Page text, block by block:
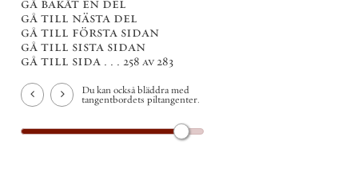
gå till nästa del
gå till första sidan
gå till sista sidan
gå till sida . . . 258 av 283
Du kan också bläddra med
tangentbordets piltangenter.